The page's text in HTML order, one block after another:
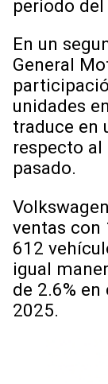
periodo del
En un
General
unidades
traduce en
respecto
pasado.
ventas con
612
igual
de 2.6%
2025.